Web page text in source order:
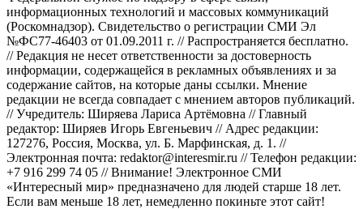
информационных технологий и массовых коммуникаций
(Роскомнадзор). Свидетельство о регистрации СМИ Эл
№ФС77-46403 от 01.09.2011 г. // Распространяется бесплатно.
// Редакция не несет ответственности за достоверность
информации, содержащейся в рекламных объявлениях и за
содержание сайтов, на которые даны ссылки. Мнение
редакции не всегда совпадает с мнением авторов публикаций.
// Учредитель: Ширяева Лариса Артёмовна // Главный
редактор: Ширяев Игорь Евгеньевич // Адрес редакции:
127276, Россия, Москва, ул. Б. Марфинская, д. 1. //
Электронная почта: redaktor@interesmir.ru // Телефон редакции:
+7 916 299 74 05 // Внимание! Электронное СМИ
«Интересный мир» предназначено для людей старше 18 лет.
Если вам меньше 18 лет, немедленно покиньте этот сайт!